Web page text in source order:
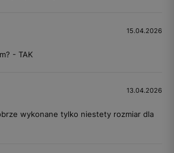
15.04.2026
- TAK
13.04.2026
wykonane tylko niestety rozmiar dla